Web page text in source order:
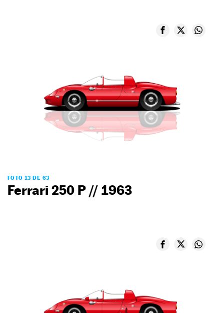
FOTO 13 DE 63
Ferrari 250 P // 1963